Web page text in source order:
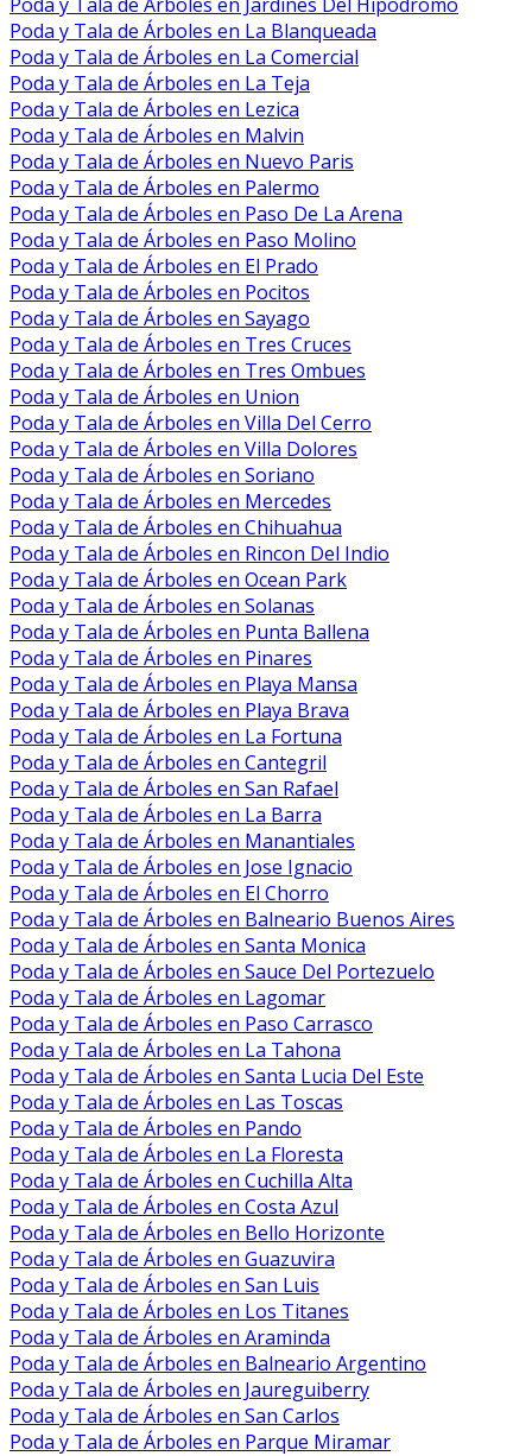
Poda y Tala de Árboles en La Blanqueada
Poda y Tala de Árboles en La Comercial
Poda y Tala de Árboles en La Teja
Poda y Tala de Árboles en Lezica
Poda y Tala de Árboles en Malvin
Poda y Tala de Árboles en Nuevo Paris
Poda y Tala de Árboles en Palermo
Poda y Tala de Árboles en Paso De La Arena
Poda y Tala de Árboles en Paso Molino
Poda y Tala de Árboles en El Prado
Poda y Tala de Árboles en Pocitos
Poda y Tala de Árboles en Sayago
Poda y Tala de Árboles en Tres Cruces
Poda y Tala de Árboles en Tres Ombues
Poda y Tala de Árboles en Union
Poda y Tala de Árboles en Villa Del Cerro
Poda y Tala de Árboles en Villa Dolores
Poda y Tala de Árboles en Soriano
Poda y Tala de Árboles en Mercedes
Poda y Tala de Árboles en Chihuahua
Poda y Tala de Árboles en Rincon Del Indio
Poda y Tala de Árboles en Ocean Park
Poda y Tala de Árboles en Solanas
Poda y Tala de Árboles en Punta Ballena
Poda y Tala de Árboles en Pinares
Poda y Tala de Árboles en Playa Mansa
Poda y Tala de Árboles en Playa Brava
Poda y Tala de Árboles en La Fortuna
Poda y Tala de Árboles en Cantegril
Poda y Tala de Árboles en San Rafael
Poda y Tala de Árboles en La Barra
Poda y Tala de Árboles en Manantiales
Poda y Tala de Árboles en Jose Ignacio
Poda y Tala de Árboles en El Chorro
Poda y Tala de Árboles en Balneario Buenos Aires
Poda y Tala de Árboles en Santa Monica
Poda y Tala de Árboles en Sauce Del Portezuelo
Poda y Tala de Árboles en Lagomar
Poda y Tala de Árboles en Paso Carrasco
Poda y Tala de Árboles en La Tahona
Poda y Tala de Árboles en Santa Lucia Del Este
Poda y Tala de Árboles en Las Toscas
Poda y Tala de Árboles en Pando
Poda y Tala de Árboles en La Floresta
Poda y Tala de Árboles en Cuchilla Alta
Poda y Tala de Árboles en Costa Azul
Poda y Tala de Árboles en Bello Horizonte
Poda y Tala de Árboles en Guazuvira
Poda y Tala de Árboles en San Luis
Poda y Tala de Árboles en Los Titanes
Poda y Tala de Árboles en Araminda
Poda y Tala de Árboles en Balneario Argentino
Poda y Tala de Árboles en Jaureguiberry
Poda y Tala de Árboles en San Carlos
Poda y Tala de Árboles en Parque Miramar